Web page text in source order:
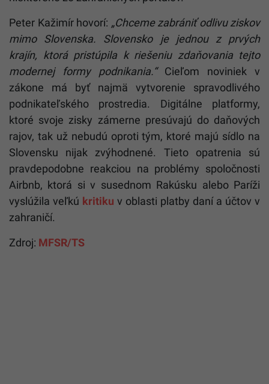
Peter Kažimír hovorí: „Chceme zabrániť odlivu ziskov
mimo Slovenska. Slovensko je jednou z prvých
krajín, ktorá pristúpila k riešeniu zdaňovania tejto
modernej formy podnikania.“ Cieľom noviniek v
zákone má byť najmä vytvorenie spravodlivého
podnikateľského prostredia. Digitálne platformy,
ktoré svoje zisky zámerne presúvajú do daňových
rajov, tak už nebudú oproti tým, ktoré majú sídlo na
Slovensku nijak zvýhodnené. Tieto opatrenia sú
pravdepodobne reakciou na problémy spoločnosti
Airbnb, ktorá si v susednom Rakúsku alebo Paríži
vyslúžila veľkú kritiku v oblasti platby daní a účtov v
zahraničí.
Zdroj: MFSR/TS